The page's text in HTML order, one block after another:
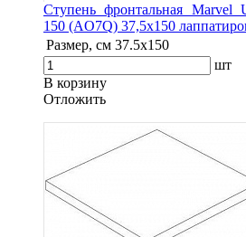
Ступень фронтальная Marvel
150 (AO7Q) 37,5x150
Размер, см 37.5x150
шт
В корзину
Oтложить